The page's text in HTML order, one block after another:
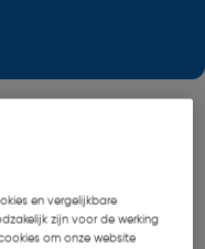
en vergelijkbare
zijn voor de werking
om onze website